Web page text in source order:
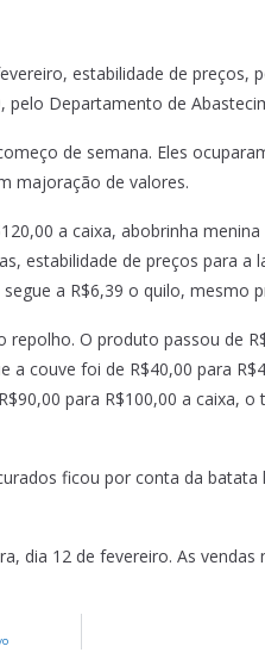
estabilidade de
Departamento de
de semana. Eles
majoração de valores.
a caixa, abobrinha
estabilidade de preços para
a R$6,39 o quilo, mesmo
O produto passou de
a couve foi de R$40,00 para
para R$100,00 a caixa,
ficou por conta da
dia 12 de fevereiro. As vendas